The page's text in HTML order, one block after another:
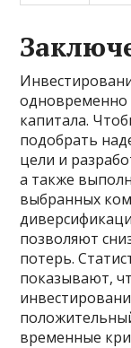
одновременно
капитала.
подобрать
цели и
а также
выбранных
позволяют
потерь.
показывают,
временные